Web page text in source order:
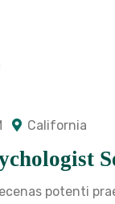
California
potenti